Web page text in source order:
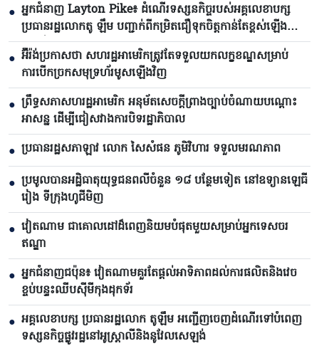
● អ្នកជំនាញ Layton Pike៖ ដំណើរទស្សនកិច្ចរបស់អគ្គលេខាបក្ស
ប្រធានរដ្ឋលោកតូ ឡឹម បញ្ជាក់ពីកម្រិតជឿទុកចិត្តកាន់តែខ្ពស់ឡើង
រវាងវៀតណាមនិងអូស្ត្រាលី
● អ៊ីរ៉ង់ប្រកាសថា សហរដ្ឋអាមេរិកត្រូវតែទទួលយកលក្ខខណ្ឌសម្រាប់
ការបើកច្រកសមុទ្រហ័រមូសឡើងវិញ
● ព្រឹទ្ធសភាសហរដ្ឋអាមេរិក អនុម័តសេចក្តីព្រាងច្បាប់ចំណាយបណ្តោះ
អាសន្ន ដើម្បីជៀសវាងការបិទរដ្ឋាភិបាល
● ប្រធានរដ្ឋសភាឡាវ លោក សៃសំផន ភូមិវិហារ ទទួលមរណភាព
● ប្រមូលបានអដ្ឋិធាតុយុទ្ធជនពលីចំនួន ១៨ បន្ថែមទៀត នៅឧទ្យានឡេធី
រៀង ទីក្រុងហូជីមិញ
● វៀតណាម ជាគោលដៅដ៏ពេញនិយមបំផុតមួយសម្រាប់អ្នកទេសចរ
ឥណ្ឌា
● អ្នកជំនាញជប៉ុន៖ វៀតណាមគួរតែផ្តល់អាទិភាពដល់ការផលិតនិងវេច
ខ្ចប់បន្ទះឈីបស៊ីមីកុងដុកទ័រ
● អគ្គលេខាបក្ស ប្រធានរដ្ឋលោក តូឡឹម អញ្ជើញចេញដំណើរទៅបំពេញ
ទស្សនកិច្ចផ្លូវរដ្ឋនៅអូស្ត្រាលីនិងនូវែលសេឡង់